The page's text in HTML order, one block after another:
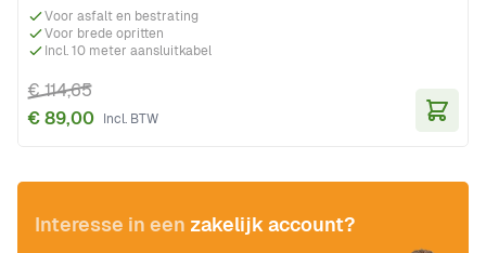
Voor asfalt en bestrating
Voor brede opritten
Incl. 10 meter aansluitkabel
€ 89,00
€ 114,65
Interesse in een zakelijk account?